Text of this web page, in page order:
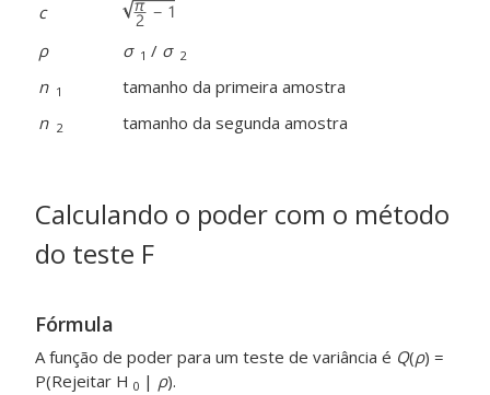
c
ρ
σ 1 / σ 2
n 1
tamanho da primeira amostra
n 2 tamanho da segunda amostra
Calculando o poder com o método
do teste F
Fórmula
A função de poder para um teste de variância é Q(ρ) =
P(Rejeitar H 0 | ρ).